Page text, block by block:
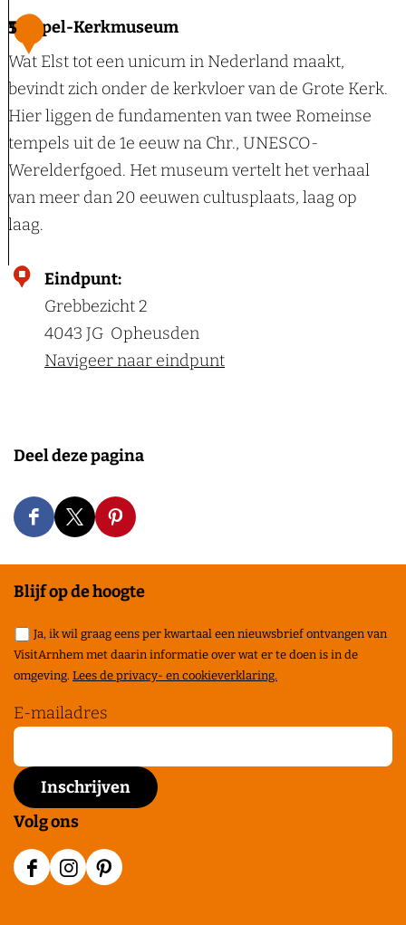
t
D
e
S
p
e
e
s
s
t
i
n
d
e
O
v
e
r
b
e
g
w
a
d
H
o
t
e
l
h
e
t
a
E
s
5
Tempel-Kerkmuseum
Wat Elst tot een unicum in Nederland maakt,
bevindt zich onder de kerkvloer van de Grote Kerk.
Hier liggen de fundamenten van twee Romeinse
tempels uit de 1e eeuw na Chr., UNESCO-
Werelderfgoed. Het museum vertelt het verhaal
van meer dan 20 eeuwen cultusplaats, laag op
laag.
T
r
s
e
u
m
Eindpunt:
Grebbezicht 2
4043 JG Opheusden
Navigeer naar eindpunt
Deel deze pagina
D
e
d
e
e
a
i
n
a
D
e
d
e
e
i
n
a
e
d
e
n
a
Blijf op de hoogte
Ja, ik wil graag eens per kwartaal een nieuwsbrief ontvangen van
VisitArnhem met daarin informatie over wat er te doen is in de
omgeving. Lees de privacy- en cookieverklaring.
E-mailadres
Volg ons
F
I
P